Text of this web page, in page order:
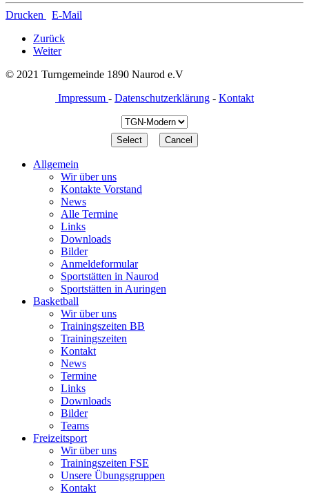
Drucken
E-Mail
Zurück
Weiter
© 2021 Turngemeinde 1890 Naurod e.V
Impressum - Datenschutzerklärung - Kontakt
Allgemein
Wir über uns
Kontakte Vorstand
News
Alle Termine
Links
Downloads
Bilder
Anmeldeformular
Sportstätten in Naurod
Sportstätten in Auringen
Basketball
Wir über uns
Trainingszeiten BB
Trainingszeiten
Kontakt
News
Termine
Links
Downloads
Bilder
Teams
Freizeitsport
Wir über uns
Trainingszeiten FSE
Unsere Übungsgruppen
Kontakt